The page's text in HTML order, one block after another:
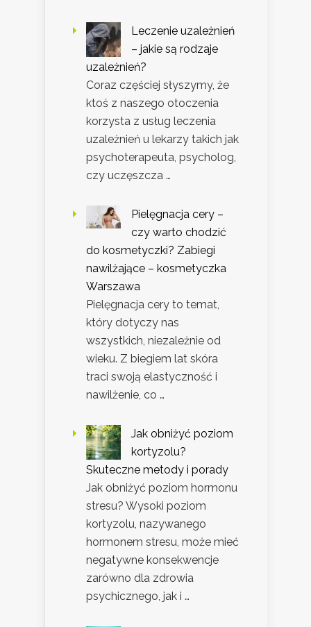
Leczenie uzależnień
– jakie są rodzaje
uzależnień?
Coraz częściej słyszymy, że
ktoś z naszego otoczenia
korzysta z usług leczenia
uzależnień u lekarzy takich jak
psychoterapeuta, psycholog,
czy uczęszcza …
Pielęgnacja cery –
czy warto chodzić
do kosmetyczki? Zabiegi
nawilżające – kosmetyczka
Warszawa
Pielęgnacja cery to temat,
który dotyczy nas
wszystkich, niezależnie od
wieku. Z biegiem lat skóra
traci swoją elastyczność i
nawilżenie, co …
Jak obniżyć poziom
kortyzolu?
Skuteczne metody i porady
Jak obniżyć poziom hormonu
stresu? Wysoki poziom
kortyzolu, nazywanego
hormonem stresu, może mieć
negatywne konsekwencje
zarówno dla zdrowia
psychicznego, jak i …